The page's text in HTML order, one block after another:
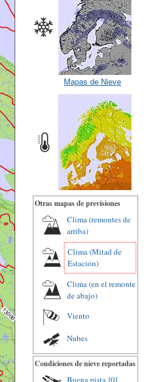
Mapas de Nieve
Otras mapas de previsiones
Clima (remontes de
arriba)
Clima (Mitad de
Estación)
Clima (en el remonte
de abajo)
Viento
Nubes
Condiciones de nieve reportadas
Buena pista [0]